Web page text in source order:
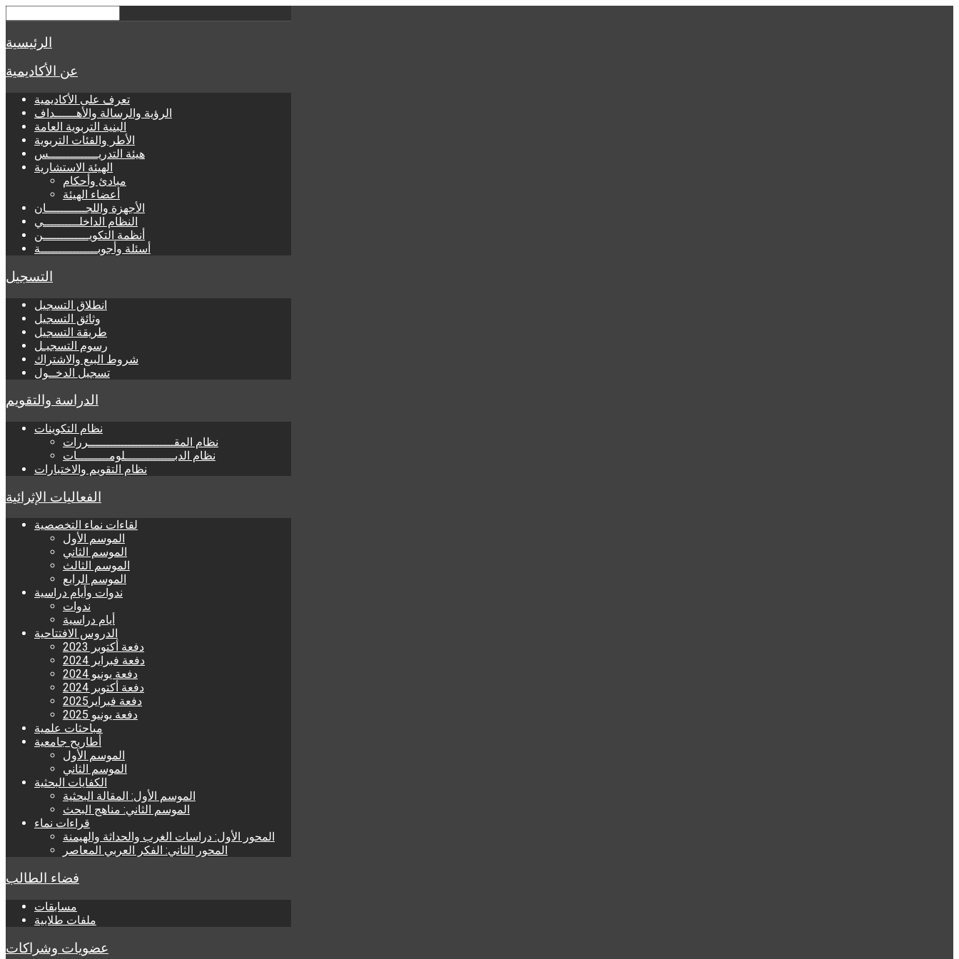
الرئيسية
عن الأكاديمية
تعرف على الأكاديمية
الرؤية والرسالة والأهــــــداف
البنية التربوية العامة
الأطر والفئات التربوية
هيئة التدريــــــــــــــس
الهيئة الاستشارية
مبادئ وأحكام
أعضاء الهيئة
الأجهزة واللجـــــــــــان
النظام الداخلــــــــــي
أنظمة التكويـــــــــــــن
أسئلة وأجوبــــــــــــــــة
التسجيل
انطلاق التسجيل
وثائق التسجيل
طريقة التسجيل
رسوم التسجيـل
شروط البيع والاشتراك
تسجيل الدخــول
الدراسة والتقويم
نظام التكوينات
نظام المقــــــــــــــــــــــــررات
نظام الدبــــــــــــــلومـــــــــات
نظام التقويم والاختبارات
الفعاليات الإثرائية
لقاءات نماء التخصصية
الموسم الأول
الموسم الثاني
الموسم الثالث
الموسم الرابع
ندوات وأيام دراسية
ندوات
أيام دراسية
الدروس الافتتاحية
دفعة أكتوبر 2023
دفعة فبراير 2024
دفعة يونيو 2024
دفعة أكتوبر 2024
دفعة فبراير2025
دفعة يونيو 2025
مباحثات علمية
أطاريح جامعية
الموسم الأول
الموسم الثاني
الكفايات البحثية
الموسم الأول: المقالة البحثية
الموسم الثاني: مناهج البحث
قراءات نماء
المحور الأول: دراسات الغرب والحداثة والهيمنة
المحور الثاني: الفكر العربي المعاصر
فضاء الطالب
مسابقات
ملفات طلابية
عضويات وشراكات